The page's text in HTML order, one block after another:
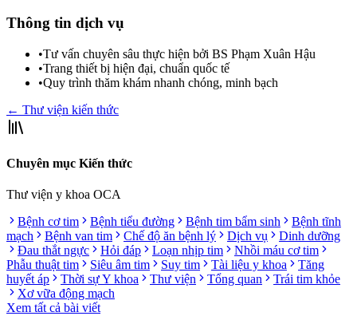
Thông tin dịch vụ
•Tư vấn chuyên sâu thực hiện bởi BS Phạm Xuân Hậu
•Trang thiết bị hiện đại, chuẩn quốc tế
•Quy trình thăm khám nhanh chóng, minh bạch
← Thư viện kiến thức
Chuyên mục Kiến thức
Thư viện y khoa OCA
Bệnh cơ tim
Bệnh tiểu đường Bệnh tim bẩm sinh
Bệnh tĩnh
mạch
Bệnh van tim Chế độ ăn bệnh lý Dịch vụ
Dinh dưỡng
Đau thắt ngực
Hỏi đáp Loạn nhịp tim
Nhồi máu cơ tim
Phẫu thuật tim
Siêu âm tim Suy tim Tài liệu y khoa
Tăng
huyết áp
Thời sự Y khoa Thư viện Tổng quan
Trái tim khỏe
Xơ vữa động mạch
Xem tất cả bài viết